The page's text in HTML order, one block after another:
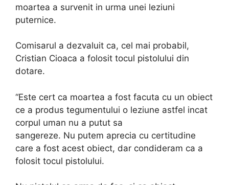
moartea a survenit in urma unei leziuni
puternice.
Comisarul a dezvaluit ca, cel mai probabil,
Cristian Cioaca a folosit tocul pistolului din
dotare.
“Este cert ca moartea a fost facuta cu un obiect
ce a produs tegumentului o leziune astfel incat
corpul uman nu a putut sa
sangereze. Nu putem aprecia cu certitudine
care a fost acest obiect, dar condideram ca a
folosit tocul pistolului.